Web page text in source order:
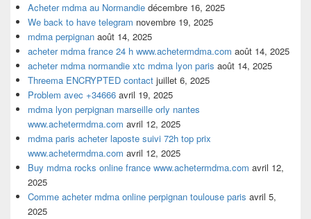
Acheter mdma au Normandie décembre 16, 2025
We back to have telegram novembre 19, 2025
mdma perpignan août 14, 2025
acheter mdma france 24 h www.achetermdma.com août 14, 2025
acheter mdma normandie xtc mdma lyon paris août 14, 2025
Threema ENCRYPTED contact juillet 6, 2025
Problem avec +34666 avril 19, 2025
mdma lyon perpignan marseille orly nantes
www.achetermdma.com avril 12, 2025
mdma paris acheter laposte suivi 72h top prix
www.achetermdma.com avril 12, 2025
Buy mdma rocks online france www.achetermdma.com avril 12,
2025
Comme acheter mdma online perpignan toulouse paris avril 5,
2025